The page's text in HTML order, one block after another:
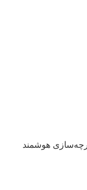
تا یکپارچه‌سازی هوشمند